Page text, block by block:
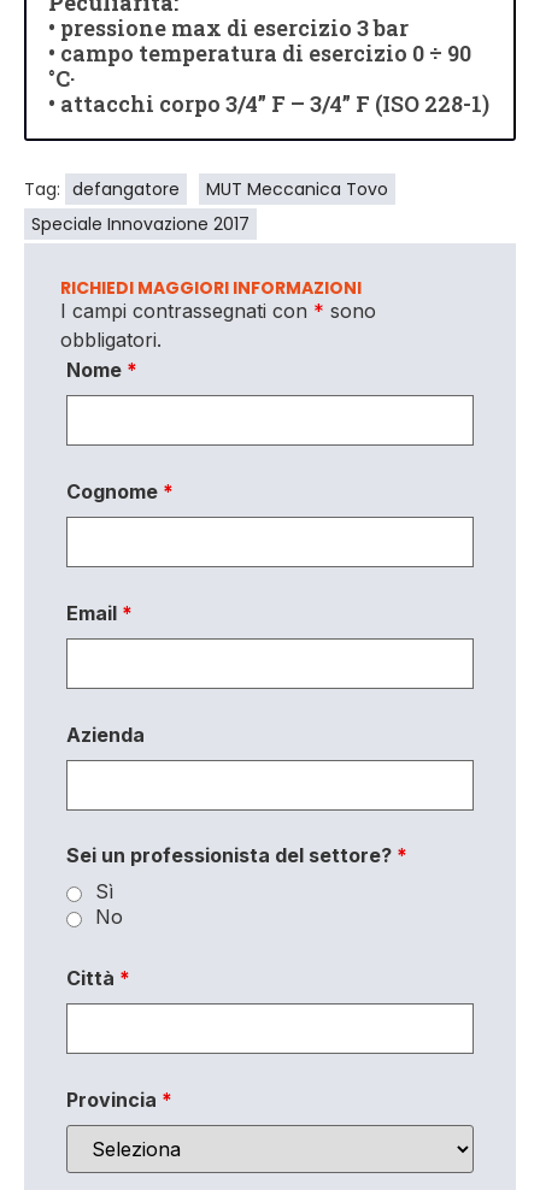
• pressione max di esercizio 3 bar
• campo temperatura di esercizio 0 ÷ 90
°C·
• attacchi corpo 3/4” F – 3/4” F (ISO 228-1)
Tag: defangatore
MUT Meccanica Tovo
Speciale Innovazione 2017
RICHIEDI MAGGIORI INFORMAZIONI
I campi contrassegnati con * sono
obbligatori.
Nome *
Cognome *
Email *
Azienda
Sei un professionista del settore? *
Sì
No
Città *
Provincia *